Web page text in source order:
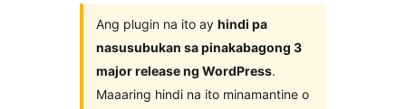
plugin
Ang plugin na ito ay hindi pa
nasusubukan sa pinakabagong 3
major release ng WordPress.
Maaaring hindi na ito minamantine o